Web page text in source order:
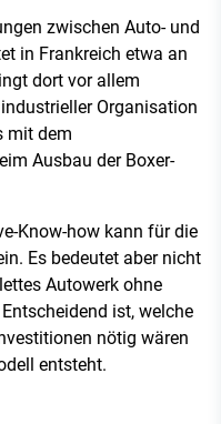
zwischen Auto- und
in Frankreich etwa an
dort vor allem
Organisation
mit dem
Ausbau der Boxer-
Know-how kann für die
Es bedeutet aber nicht
Autowerk ohne
ist, welche
nötig wären
entsteht.